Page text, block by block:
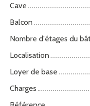
Cave
Balcon
Nombre d'étages du
Localisation
Loyer de base
Charges